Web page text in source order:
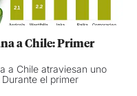
a Chile: Primer
a Chile atraviesan uno
el primer